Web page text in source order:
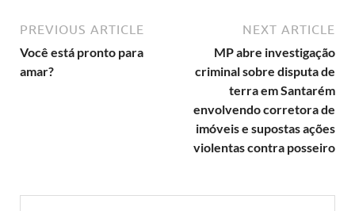
PREVIOUS ARTICLE
Você está pronto para
amar?
NEXT ARTICLE
MP abre investigação
criminal sobre disputa de
terra em Santarém
envolvendo corretora de
imóveis e supostas ações
violentas contra posseiro